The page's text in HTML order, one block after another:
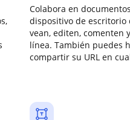
Colabora en
dispositivo de escritorio
vean, editen, comenten
línea. También puedes
compartir su URL en